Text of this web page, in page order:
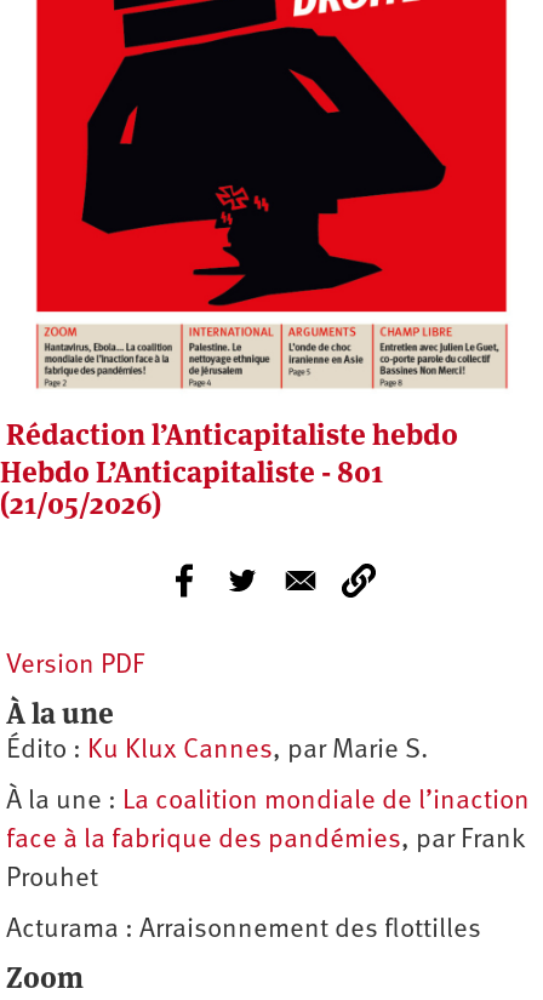
Rédaction l’Anticapitaliste hebdo
Hebdo L’Anticapitaliste - 801
(21/05/2026)
Version PDF
À la une
Édito : Ku Klux Cannes, par Marie S.
À la une : La coalition mondiale de l’inaction
face à la fabrique des pandémies, par Frank
Prouhet
Acturama : Arraisonnement des flottilles
Zoom